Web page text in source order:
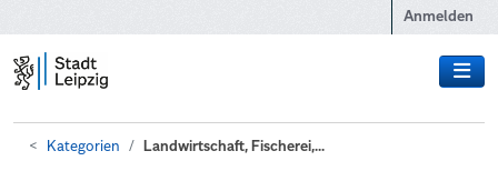
Anmelden
Kategorien Landwirtschaft, Fischerei,...